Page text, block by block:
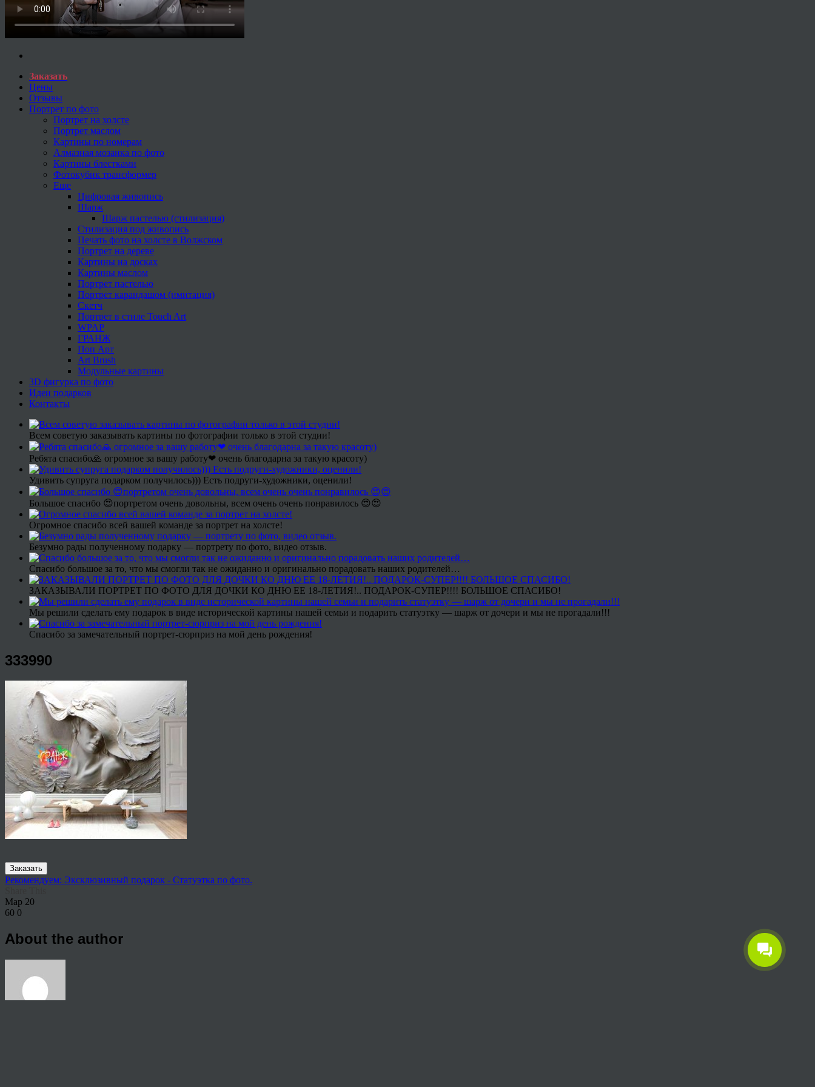
Заказать
Цены
Отзывы
Портрет по фото
Портрет на холсте
Портрет маслом
Картины по номерам
Алмазная мозаика по фото
Картины блестками
Фотокубик трансформер
Еще
Цифровая живопись
Шарж
Шарж пастелью (стилизация)
Стилизация под живопись
Печать фото на холсте в Волжском
Портрет на дереве
Картины на досках
Картины маслом
Портрет пастелью
Портрет карандашом (имитация)
Скетч
Портрет в стиле Touch Art
WPAP
ГРАНЖ
Поп Арт
Art Brush
Модульные картины
3D фигурка по фото
Идеи подарков
Контакты
Всем советую заказывать картины по фотографии только в этой студии!
Ребята спасибо🙏 огромное за вашу работу❤ очень благодарна за такую красоту)
Удивить супруга подарком получилось))) Есть подруги-художники, оценили!
Большое спасибо 😍портретом очень довольны, всем очень очень понравилось 😍😍
Огромное спасибо всей вашей команде за портрет на холсте!
Безумно рады полученному подарку — портрету по фото, видео отзыв.
Спасибо большое за то, что мы смогли так не ожиданно и оригинально порадовать наших родителей…
ЗАКАЗЫВАЛИ ПОРТРЕТ ПО ФОТО ДЛЯ ДОЧКИ КО ДНЮ ЕЕ 18-ЛЕТИЯ!.. ПОДАРОК-СУПЕР!!!! БОЛЬШОЕ СПАСИБО!
Мы решили сделать ему подарок в виде исторической картины нашей семьи и подарить статуэтку — шарж от дочери и мы не прогадали!!!
Спасибо за замечательный портрет-сюрприз на мой день рождения!
333990
Заказать
Рекомендуем: Эксклюзивный подарок - Статуэтка по фото.
Мар 20
60 0
About the author